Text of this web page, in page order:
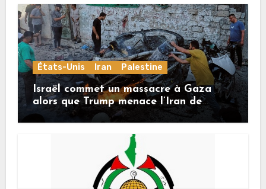
États-Unis Iran Palestine
Israël commet un massacre à Gaza
alors que Trump menace l’Iran de
«décapitation»